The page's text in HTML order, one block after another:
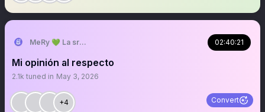
MeRy 💚 La sra que ya no abre los espacios 02:40:21
Mi opinión al respecto
2.1k tuned in May 3, 2026
+4 Convert